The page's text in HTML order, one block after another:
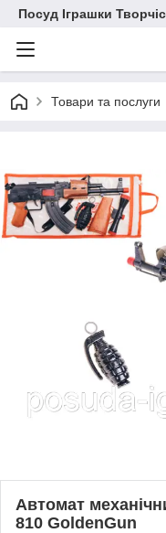
Посуд Іграшки
Товари та послуги
Автомат
810 GoldenGun